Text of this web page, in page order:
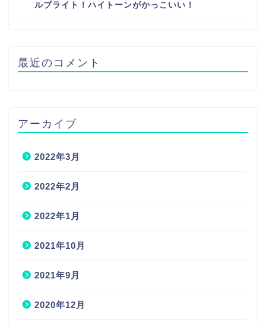
ルブライト！ハイトーンがかっこいい！
最近のコメント
アーカイブ
2022年3月
2022年2月
2022年1月
2021年10月
2021年9月
2020年12月